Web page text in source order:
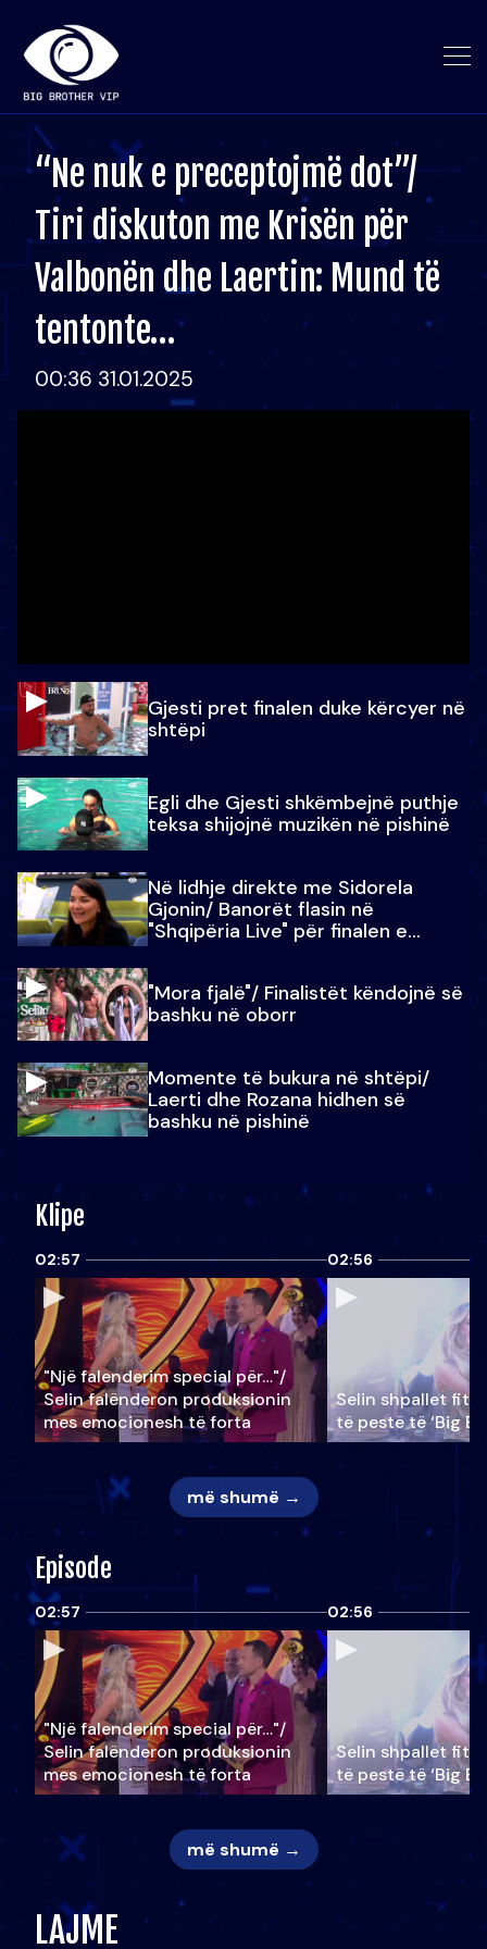
“Ne nuk e preceptojmë dot”/
Tiri diskuton me Krisën për
Valbonën dhe Laertin: Mund të
tentonte…
00:36 31.01.2025
Gjesti pret finalen duke kërcyer në
shtëpi
Egli dhe Gjesti shkëmbejnë puthje
teksa shijojnë muzikën në pishinë
Në lidhje direkte me Sidorela
Gjonin/ Banorët flasin në
"Shqipëria Live" për finalen e
"Mora fjalë"/ Finalistët këndojnë së
bashku në oborr
Momente të bukura në shtëpi/
Laerti dhe Rozana hidhen së
bashku në pishinë
Klipe
02:57
"Një falenderim special për…"/
Selin falënderon produksionin
mes emocionesh të forta
02:56
Selin shpallet
të pestë të ‘Big
më shumë →
Episode
02:57
"Një falenderim special për…"/
Selin falënderon produksionin
mes emocionesh të forta
02:56
Selin shpallet
të pestë të ‘Big
më shumë →
LAJME